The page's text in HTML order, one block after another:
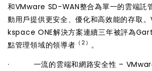
和VMware SD-WAN整合為單一的雲端託
動用戶提供更安全、優化和高效能的存取
kspace ONE解決方案連續三年被評為
點管理領域的領導者 （2） 。
· 一流的雲端和網路安全性 –